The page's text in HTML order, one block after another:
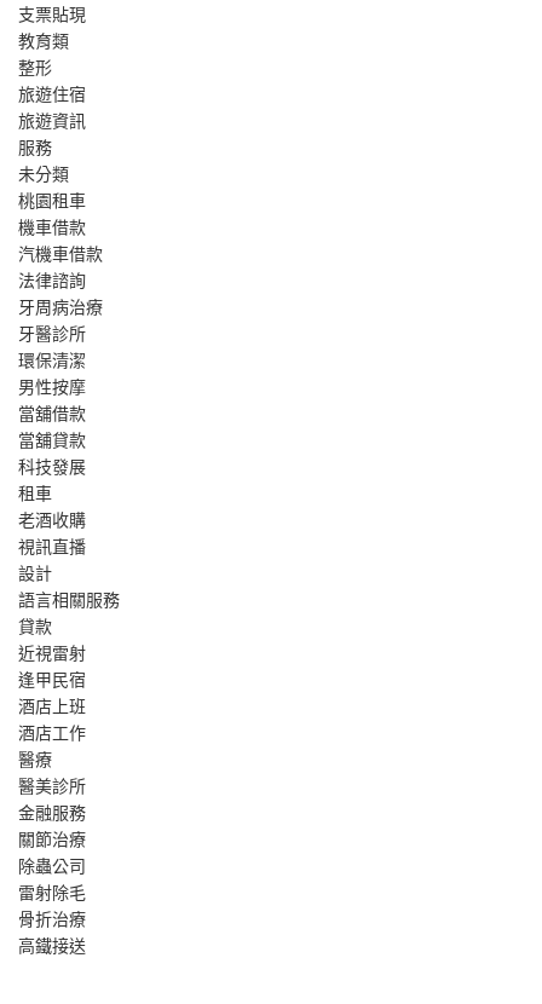
支票貼現
教育類
整形
旅遊住宿
旅遊資訊
服務
未分類
桃園租車
機車借款
汽機車借款
法律諮詢
牙周病治療
牙醫診所
環保清潔
男性按摩
當舖借款
當舖貸款
科技發展
租車
老酒收購
視訊直播
設計
語言相關服務
貸款
近視雷射
逢甲民宿
酒店上班
酒店工作
醫療
醫美診所
金融服務
關節治療
除蟲公司
雷射除毛
骨折治療
高鐵接送